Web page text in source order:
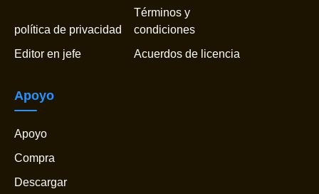
política de privacidad
Términos y
condiciones
Editor en jefe
Acuerdos de licencia
Apoyo
Apoyo
Compra
Descargar